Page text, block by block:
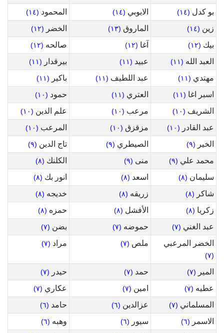
بو كدل (١٤) الايوبي (١٤) المحمود (١٤)
زين (١٤) الماروق (١٣) الخضر (١٢)
بيك (١٢) آغا (١٢) صالحه (١٢)
العبد الله (١١) عبيد (١١) بيرقدار (١١)
مهتدي (١١) عبد اللطيف (١١) باكير (١١)
اسبر اغا (١١) العتري (١١) حمود (١٠)
الشريف (١٠) مرعب (١٠) علم الدين (١٠)
عبد القادر (١٠) مزقزق (١٠) المرعب (١٠)
الخير (٩) الصيطري (٩) تاج الدين (٩)
محمد علي (٩) منى (٩) الكلنك (٨)
سليمان (٨) اسعد (٨) انور بك (٨)
شاكر (٨) زريقه (٨) خديجه (٨)
زكريا (٨) الأفشل (٨) حمزه (٨)
عبد الغني (٧) حموضه (٧) بضن (٧)
الخضر المرعبي
(٧)
ملص (٧) مراد (٧)
المير (٧) حمد (٧) حيدر (٧)
عطيه (٧) امين (٧) عكاري (٧)
المسلماني (٧) عزالدين (٦) حامد (٦)
الاسمر (٦) سيور (٦) وهبه (٦)